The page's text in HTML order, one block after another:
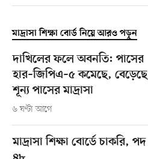
মাদ্রাসা শিক্ষা বোর্ড নিয়ে আরও পড়ুন
দাখিলের ফলে অবনতি: পাসের
হার–জিপিএ–৫ কমেছে, বেড়েছে
শূন্য পাসের মাদ্রাসা
৬ ঘণ্টা আগে
মাদ্রাসা শিক্ষা বোর্ডে চাকরি, পদ